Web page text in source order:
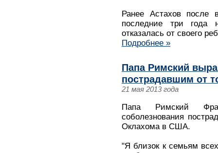
Ранее Астахов
последние три года
отказалась от своего
Подробнее »
Папа Римский
пострадавшим от
21 мая 2013 года
Папа Римский
соболезнования
Оклахома в США.
"Я близок к семьям